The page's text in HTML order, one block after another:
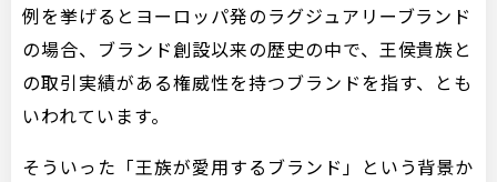
例を挙げるとヨーロッパ発のラグジュアリーブランド
の場合、ブランド創設以来の歴史の中で、王侯貴族と
の取引実績がある権威性を持つブランドを指す、とも
いわれています。
そういった「王族が愛用するブランド」という背景か